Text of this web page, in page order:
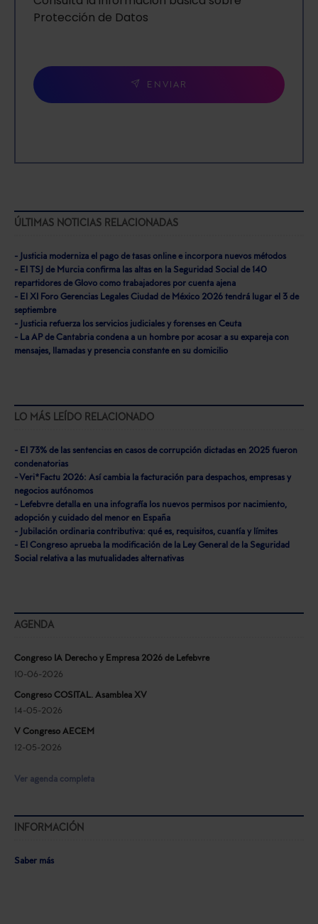
Protección de Datos
ENVIAR
ÚLTIMAS NOTICIAS RELACIONADAS
- Justicia moderniza el pago de tasas online e incorpora nuevos métodos
- El TSJ de Murcia confirma las altas en la Seguridad Social de 140
repartidores de Glovo como trabajadores por cuenta ajena
- El XI Foro Gerencias Legales Ciudad de México 2026 tendrá lugar el 3 de
septiembre
- Justicia refuerza los servicios judiciales y forenses en Ceuta
- La AP de Cantabria condena a un hombre por acosar a su expareja con
mensajes, llamadas y presencia constante en su domicilio
LO MÁS LEÍDO RELACIONADO
- El 73% de las sentencias en casos de corrupción dictadas en 2025 fueron
condenatorias
- Veri*Factu 2026: Así cambia la facturación para despachos, empresas y
negocios autónomos
- Lefebvre detalla en una infografía los nuevos permisos por nacimiento,
adopción y cuidado del menor en España
- Jubilación ordinaria contributiva: qué es, requisitos, cuantía y límites
- El Congreso aprueba la modificación de la Ley General de la Seguridad
Social relativa a las mutualidades alternativas
AGENDA
Congreso IA Derecho y Empresa 2026 de Lefebvre
10-06-2026
Congreso COSITAL. Asamblea XV
14-05-2026
V Congreso AECEM
12-05-2026
Ver agenda completa
INFORMACIÓN
Saber más